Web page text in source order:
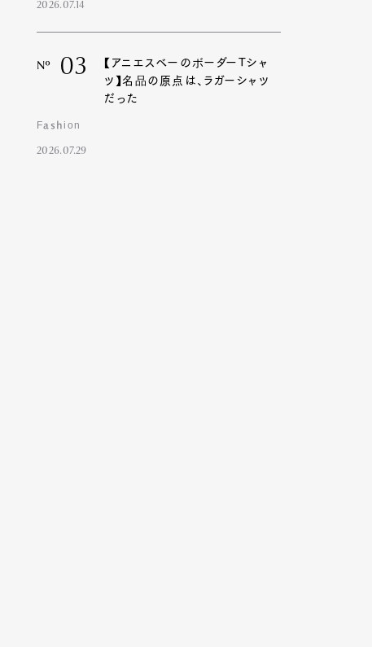
2026.07.14
Nº 03
【アニエスベーのボーダーTシャ
ツ】名品の原点は、ラガーシャツ
だった
Fashion
2026.07.29